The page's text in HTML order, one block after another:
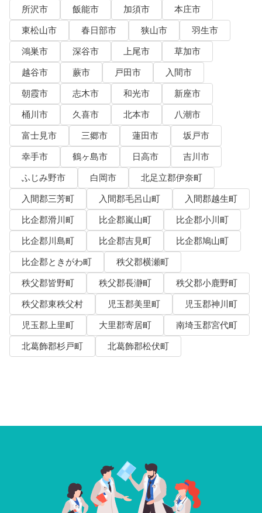
所沢市
飯能市 加須市
本庄市
東松山市
春日部市 狭山市
羽生市
鴻巣市
深谷市 上尾市
草加市
越谷市
蕨市 戸田市
入間市
朝霞市
志木市 和光市
新座市
桶川市
久喜市 北本市
八潮市
富士見市
三郷市 蓮田市
坂戸市
幸手市
鶴ヶ島市 日高市
吉川市
ふじみ野市
白岡市
北足立郡伊奈町
入間郡三芳町
入間郡毛呂山町
入間郡越生町
比企郡滑川町
比企郡嵐山町
比企郡小川町
比企郡川島町
比企郡吉見町
比企郡鳩山町
比企郡ときがわ町
秩父郡横瀬町
秩父郡皆野町
秩父郡長瀞町
秩父郡小鹿野町
秩父郡東秩父村
児玉郡美里町
児玉郡神川町
児玉郡上里町
大里郡寄居町
南埼玉郡宮代町
北葛飾郡杉戸町
北葛飾郡松伏町